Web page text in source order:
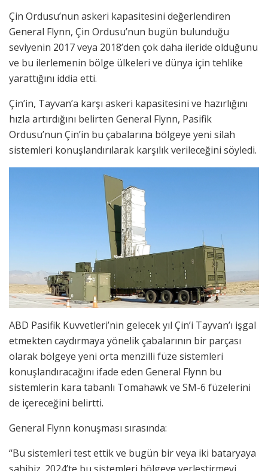
Çin Ordusu’nun askeri kapasitesini değerlendiren
General Flynn, Çin Ordusu’nun bugün bulunduğu
seviyenin 2017 veya 2018’den çok daha ileride olduğunu
ve bu ilerlemenin bölge ülkeleri ve dünya için tehlike
yarattığını iddia etti.
Çin’in, Tayvan’a karşı askeri kapasitesini ve hazırlığını
hızla artırdığını belirten General Flynn, Pasifik
Ordusu’nun Çin’in bu çabalarına bölgeye yeni silah
sistemleri konuşlandırılarak karşılık verileceğini söyledi.
ABD Pasifik Kuvvetleri’nin gelecek yıl Çin’i Tayvan’ı işgal
etmekten caydırmaya yönelik çabalarının bir parçası
olarak bölgeye yeni orta menzilli füze sistemleri
konuşlandıracağını ifade eden General Flynn bu
sistemlerin kara tabanlı Tomahawk ve SM-6 füzelerini
de içereceğini belirtti.
General Flynn konuşması sırasında:
“Bu sistemleri test ettik ve bugün bir veya iki bataryaya